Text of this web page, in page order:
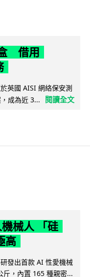
借用
英國 AISI 網絡保安測
成為近 3...
閱讀全文
械人 「硅
高
發出首款 AI 性愛機械
斤，內置 165 種親密...